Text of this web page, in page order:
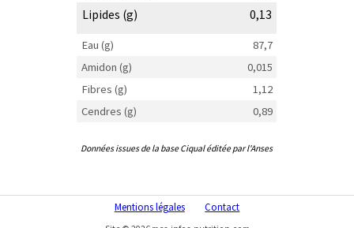
Lipides (g) 0,13
Eau (g)
87,7
Amidon (g)
0,015
Fibres (g)
1,12
Cendres (g)
0,89
Données issues de la base Ciqual éditée par l'Anses
Mentions légales Contact